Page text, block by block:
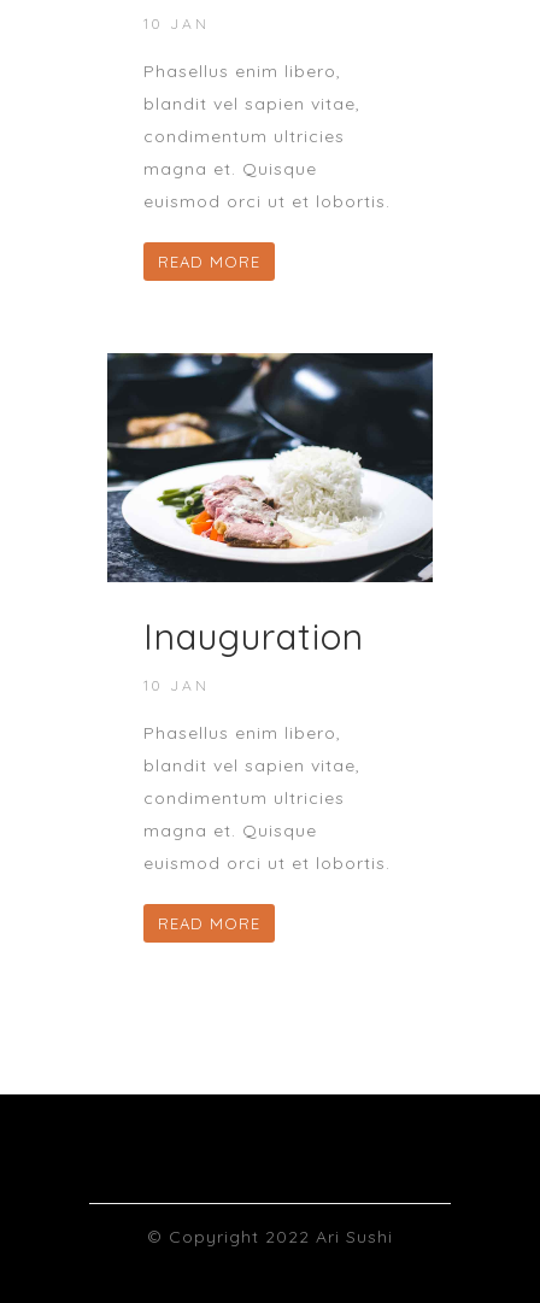
10 JAN
Phasellus enim libero,
blandit vel sapien vitae,
condimentum ultricies
magna et. Quisque
euismod orci ut et lobortis.
READ MORE
Inauguration
10 JAN
Phasellus enim libero,
blandit vel sapien vitae,
condimentum ultricies
magna et. Quisque
euismod orci ut et lobortis.
READ MORE
© Copyright 2022 Ari Sushi